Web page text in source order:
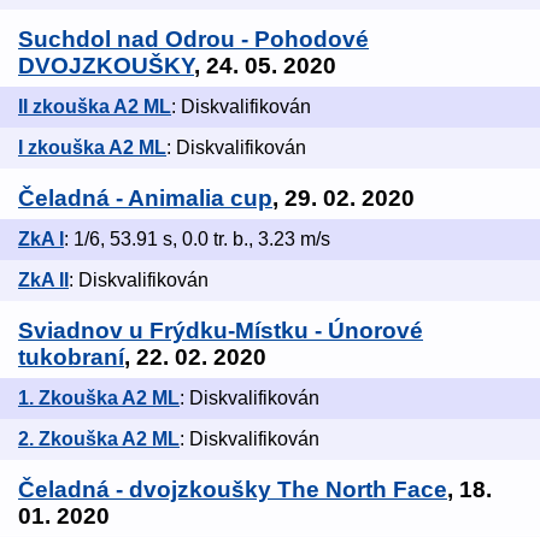
Suchdol nad Odrou - Pohodové
DVOJZKOUŠKY, 24. 05. 2020
II zkouška A2 ML: Diskvalifikován
I zkouška A2 ML: Diskvalifikován
Čeladná - Animalia cup, 29. 02. 2020
ZkA I : 1/6, 53.91 s, 0.0 tr. b., 3.23 m/s
ZkA II : Diskvalifikován
Sviadnov u Frýdku-Místku - Únorové
tukobraní, 22. 02. 2020
1. Zkouška A2 ML: Diskvalifikován
2. Zkouška A2 ML: Diskvalifikován
Čeladná - dvojzkoušky The North Face, 18.
01. 2020